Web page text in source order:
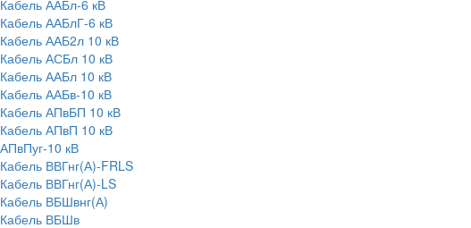
Кабель ААБл-6 кВ
Кабель ААБлГ-6 кВ
Кабель ААБ2л 10 кВ
Кабель АСБл 10 кВ
Кабель ААБл 10 кВ
Кабель ААБв-10 кВ
Кабель АПвБП 10 кВ
Кабель АПвП 10 кВ
АПвПуг-10 кВ
Кабель ВВГнг(А)-FRLS
Кабель ВВГнг(А)-LS
Кабель ВБШвнг(А)
Кабель ВБШв